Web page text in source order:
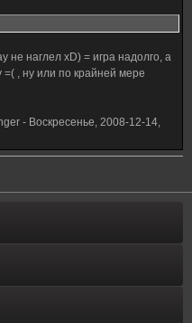
не наглел xD) = игра надолго, а
, ну или по крайней мере
- Воскресенье, 2008-12-14,